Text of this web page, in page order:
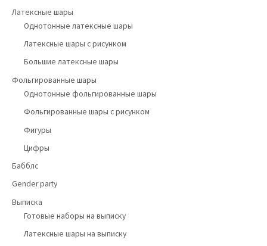
Латексные шары
Однотонные латексные шары
Латексные шары с рисунком
Большие латексные шары
Фольгированные шары
Однотонные фольгированные шары
Фольгированные шары с рисунком
Фигуры
Цифры
Бабблс
Gender party
Выписка
Готовые наборы на выписку
Латексные шары на выписку